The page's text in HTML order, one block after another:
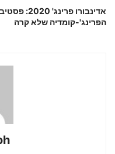
אדינבורו פרינג' 2020:
הפרינג'-קומדיה שלא קרה